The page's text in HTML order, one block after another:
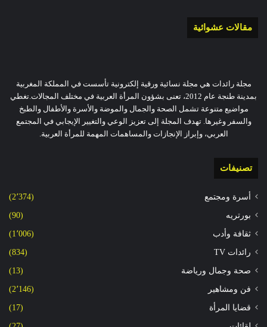
مقالات عشوائية
مجلة رائدات هي مجلة نسائية ورقية إلكترونية تأسست في المملكة المغربية
بمدينة طنجة عام 2012، تعنى بشؤون المرأة العربية في مختلف المجالات.تغطي
مواضيع متنوعة تشمل الصحة والجمال والموضة والأسرة والأطفال والطبخ
والسفر وغيرها. تهدف المجلة إلى تعزيز الوعي والتغيير الإيجابي في المجتمع
العربي، وإبراز الإنجازات والمساهمات المهمة للمرأة العربية.
تصنيفات
أسرة ومجتمع (2٬374)
بورتريه (90)
ثقافة وأدب (1٬006)
رائدات TV (834)
صحة وجمال ورياضة (13)
فن ومشاهير (2٬146)
قضايا المرأة (17)